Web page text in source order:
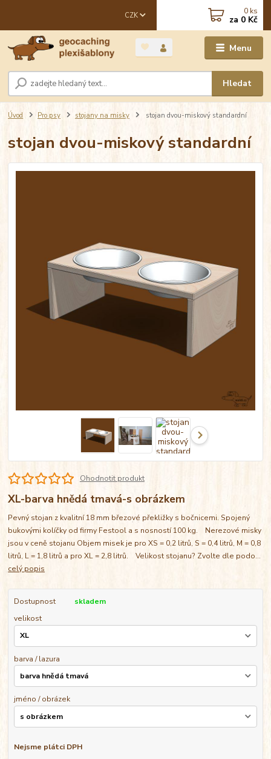
Menu
CZK
Hledat
0 ks
za 0 Kč
Úvod Pro psy stojany na misky stojan dvou-miskový standardní
stojan dvou-miskový standardní
Ohodnotit produkt
XL-barva hnědá tmavá-s obrázkem
Pevný stojan z kvalitní 18 mm březové překližky s bočnicemi. Spojený
bukovými kolíčky od firmy Festool a s nosností 100 kg. Nerezové misky
jsou v ceně stojanu Objem misek je pro XS = 0,2 litrů, S = 0,4 litrů, M = 0,8
litrů, L = 1,8 litrů a pro XL = 2,8 litrů. Velikost stojanu? Zvolte dle podo...
celý popis
Dostupnost
skladem
velikost
barva / lazura
jméno / obrázek
Nejsme plátci DPH